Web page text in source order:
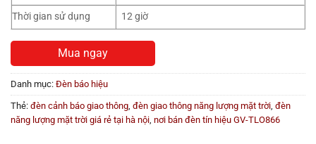
Thời gian sử dụng
12 giờ
Mua ngay
Danh mục: Đèn báo hiệu
Thẻ: đèn cảnh báo giao thông, đèn giao thông năng lượng mặt trời, đèn
năng lượng mặt trời giá rẻ tại hà nội, nơi bán đèn tín hiệu GV-TLO866